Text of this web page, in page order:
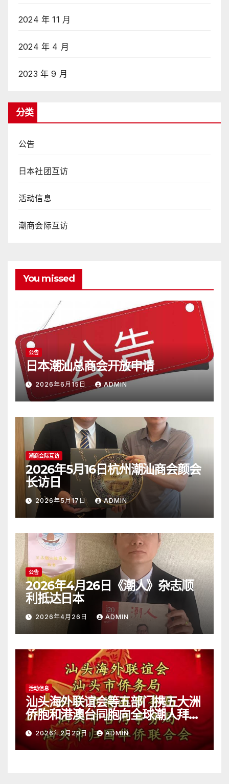
2024 年 11 月
2024 年 4 月
2023 年 9 月
分类
公告
日本社团互访
活动信息
潮商会际互访
You missed
公告
日本潮汕总商会开放申请
2026年6月15日 ADMIN
潮商会际互访
2026年5月16日杭州潮汕商会颜会
长访日
2026年5月17日 ADMIN
公告
2026年4月26日《潮人》杂志顺
利抵达日本
2026年4月26日 ADMIN
活动信息
汕头海外联谊会等五部门携五大洲
侨胞和港澳台同胞向全球潮人拜
年！
2026年2月20日 ADMIN